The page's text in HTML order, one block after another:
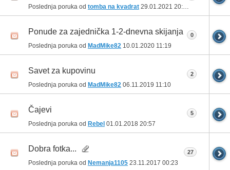
Poslednja poruka od tomba na kvadrat 29.01.2021 20:03
Ponude za zajednička 1-2-dnevna skijanja
Poslednja poruka od MadMike82 10.01.2020 11:19
0
Savet za kupovinu
Poslednja poruka od MadMike82 06.11.2019 11:10
2
Čajevi
Poslednja poruka od Rebel 01.01.2018 20:57
5
Dobra fotka...
Poslednja poruka od Nemanja1105 23.11.2017 00:23
27